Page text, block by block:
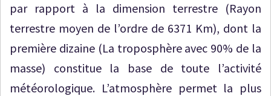
par rapport à la dimension terrestre (Rayon
terrestre moyen de l’ordre de 6371 Km), dont la
première dizaine (La troposphère avec 90% de la
masse) constitue la base de toute l’activité
météorologique. L’atmosphère permet la plus